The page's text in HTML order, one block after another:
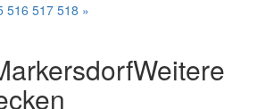
516 517 518 »
Weitere